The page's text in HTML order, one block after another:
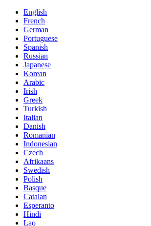
English
French
German
Portuguese
Spanish
Russian
Japanese
Korean
Arabic
Irish
Greek
Turkish
Italian
Danish
Romanian
Indonesian
Czech
Afrikaans
Swedish
Polish
Basque
Catalan
Esperanto
Hindi
Lao